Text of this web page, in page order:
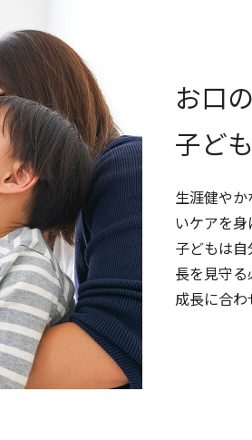
お口
子ど
生涯健や
いケアを身
子どもは
長を見守る
成長に合わ
近鉄大阪線・難波線「大阪上本町」
大阪メトロ谷町線・千日前線「谷町
〈正社員〉
【経験者】
250,000円〜
（試用期間3~6ヶ月給与同額）
全額支給
（月、火、水、金、土）9:00-13:00
なし
完全週休2日制（木、日）、祝日
夏季、冬季、GW
健康保険、厚生年金、雇用、労災
講習会費支給
資格取得支援
院内勉強会